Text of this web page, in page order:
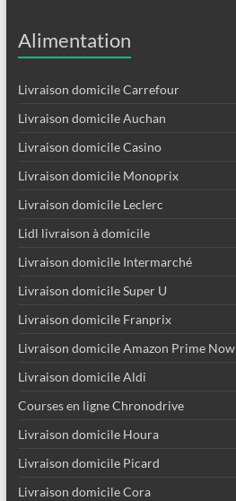
Alimentation
Livraison domicile Carrefour
Livraison domicile Auchan
Livraison domicile Casino
Livraison domicile Monoprix
Livraison domicile Leclerc
Lidl livraison à domicile
Livraison domicile Intermarché
Livraison domicile Super U
Livraison domicile Franprix
Livraison domicile Amazon Prime Now
Livraison domicile Aldi
Courses en ligne Chronodrive
Livraison domicile Houra
Livraison domicile Picard
Livraison domicile Cora